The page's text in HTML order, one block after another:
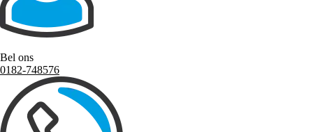
Bel ons
0182-748576